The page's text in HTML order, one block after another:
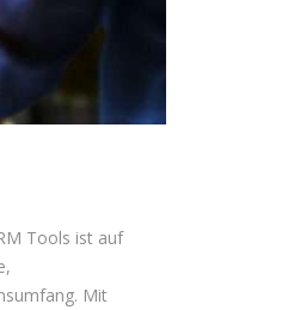
Tools ist auf
Mit